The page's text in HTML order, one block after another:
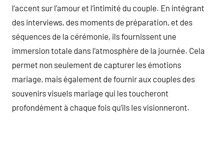
l’accent sur l’amour et l’intimité du couple. En intégrant
des interviews, des moments de préparation, et des
séquences de la cérémonie, ils fournissent une
immersion totale dans l’atmosphère de la journée. Cela
permet non seulement de capturer les émotions
mariage, mais également de fournir aux couples des
souvenirs visuels mariage qui les toucheront
profondément à chaque fois qu’ils les visionneront.